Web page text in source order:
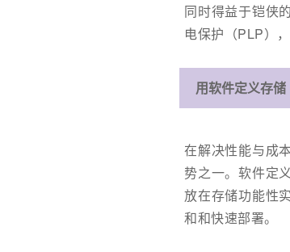
同时得益于铠侠
电保护（PLP）
用软件定义存储
在解决性能与成
势之一。软件定
放在存储功能性
和和快速部署。